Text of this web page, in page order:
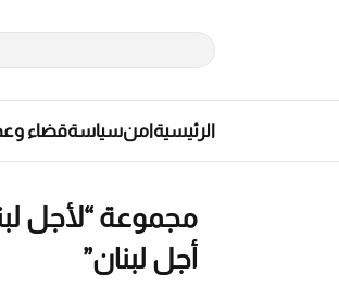
الرئيسيةامنسياسةقضاء
مجموعة “لأجل
أجل لبنان”